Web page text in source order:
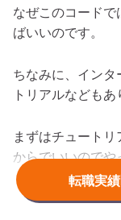
転職実
なぜこのコード
ばいいのです。
ちなみに、インタ
トリアルなどもあ
まずはチュート
からでいいので